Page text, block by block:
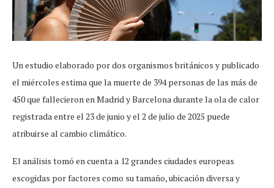
Un estudio elaborado por dos organismos británicos y publicado
el miércoles estima que la muerte de 394 personas de las más de
450 que fallecieron en Madrid y Barcelona durante la ola de calor
registrada entre el 23 de junio y el 2 de julio de 2025 puede
atribuirse al cambio climático.
El análisis tomó en cuenta a 12 grandes ciudades europeas
escogidas por factores como su tamaño, ubicación diversa y